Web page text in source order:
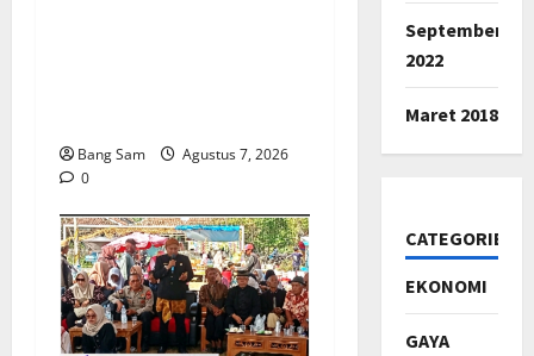
Bang Sam
Agustus 7, 2026
0
September
2022
Maret 2018
CATEGORIES
EKONOMI
GAYA